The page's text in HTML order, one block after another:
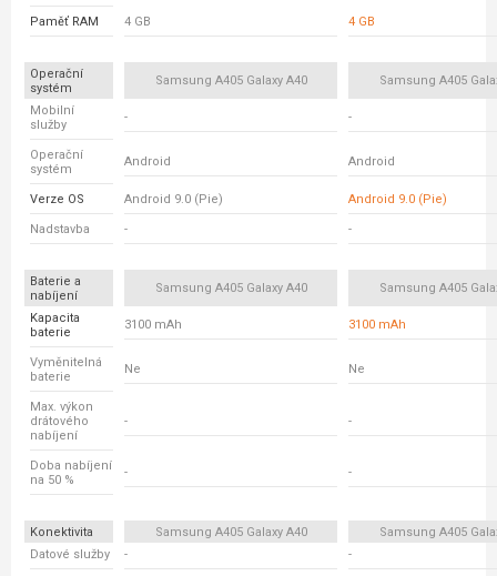
Paměť RAM 4 GB 4 GB
Operační
systém
Samsung A405 Galaxy A40 Samsung A405
Mobilní
služby
- -
Operační
systém
Android Android
Verze OS Android 9.0 (Pie) Android 9.0 (Pie)
Nadstavba - -
Baterie a
nabíjení
Samsung A405 Galaxy A40 Samsung A405
Kapacita
baterie
3100 mAh 3100 mAh
Vyměnitelná
baterie
Ne Ne
Max. výkon
drátového
nabíjení
- -
Doba nabíjení
na 50 %
- -
Konektivita Samsung A405 Galaxy A40
Samsung A405
Datové služby
- -